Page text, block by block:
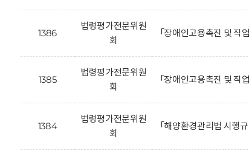
1386
법령평가전문위원
회
「장애인고용촉진 및
1385
법령평가전문위원
회
「장애인고용촉진 및
1384
법령평가전문위원
회
「해양환경관리법 시행